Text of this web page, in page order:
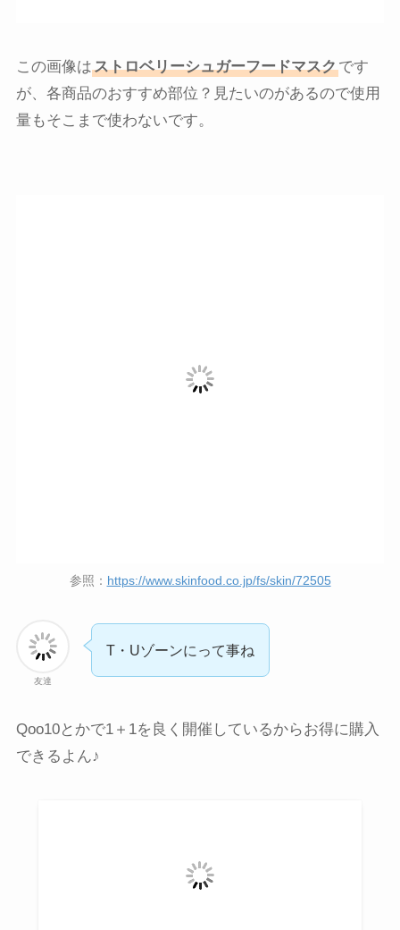
この画像はストロベリーシュガーフードマスクです
が、各商品のおすすめ部位？見たいのがあるので使用
量もそこまで使わないです。
参照： https://www.skinfood.co.jp/fs/skin/72505
友達
T・Uゾーンにって事ね
Qoo10とかで1＋1を良く開催しているからお得に購入
できるよん♪